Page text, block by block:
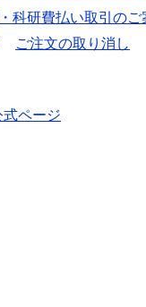
科研費払い取引のご
ご注文の取り消し
ページ